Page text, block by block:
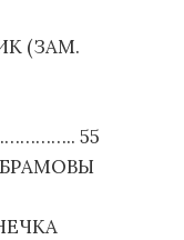
(ЗАМ.
55